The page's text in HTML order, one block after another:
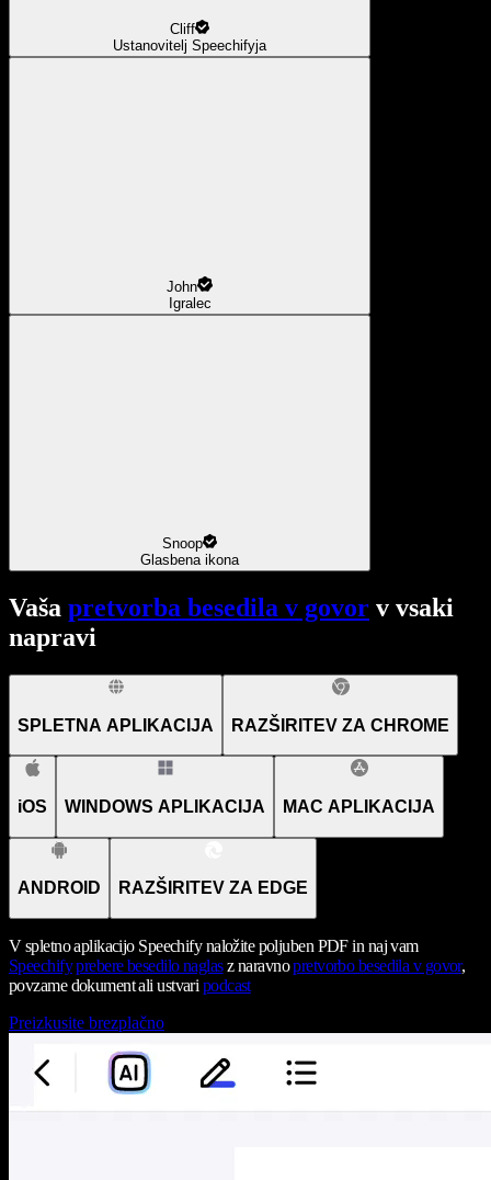
Cliff
Ustanovitelj Speechifyja
John
Igralec
Snoop
Glasbena ikona
Vaša pretvorba besedila v govor v vsaki
napravi
SPLETNA APLIKACIJA RAZŠIRITEV ZA CHROME
iOS WINDOWS APLIKACIJA MAC APLIKACIJA
ANDROID RAZŠIRITEV ZA EDGE
V spletno aplikacijo Speechify naložite poljuben PDF in naj vam
Speechify prebere besedilo naglasz naravnopretvorbo besedila v govor,
povzame dokument ali ustvari podcast
Preizkusite brezplačno